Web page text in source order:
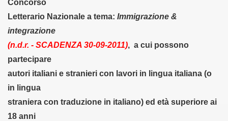
Concorso
Letterario Nazionale a tema: Immigrazione &
integrazione
(n.d.r. - SCADENZA 30-09-2011), a cui possono
partecipare
autori italiani e stranieri con lavori in lingua italiana (o
in lingua
straniera con traduzione in italiano) ed età superiore ai
18 anni
(31-10-011)
Edita (9-11-011)
(9-11-011)
in Casentino (12-11-2011)
(15-11-011)